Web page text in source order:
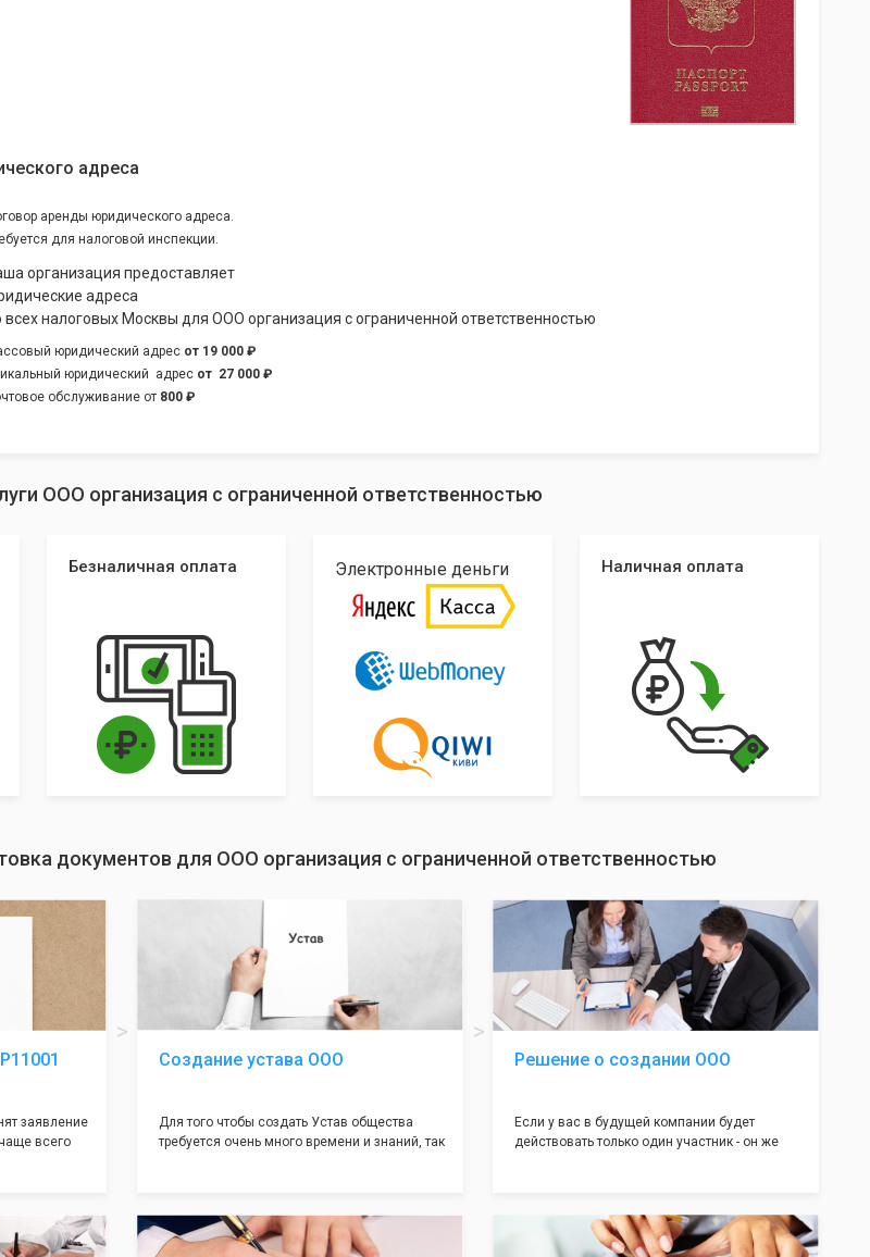
адреса
аренды юридического адреса.
для налоговой инспекции.
организация предоставляет
адреса
всех налоговых Москвы для ООО организация с ограниченной ответственностью
юридический адрес от 19 000 ₽
юридический адрес от 27 000 ₽
обслуживание от 800 ₽
ООО организация с ограниченной ответственностью
Безналичная оплата Электронные деньги Наличная оплата
документов для ООО организация с ограниченной ответственностью
заявление
всего
с
всё
Создание устава ООО
Для того чтобы создать Устав общества
требуется очень много времени и знаний, так
Наша компания предоставит вам свой
уникальный Устав Общества, который
Решение о создании ООО
Если у вас в будущей компании будет
действовать только один участник - он же
грамотно составят данное заявление, а Вам
нужно будет только поставить подпись на